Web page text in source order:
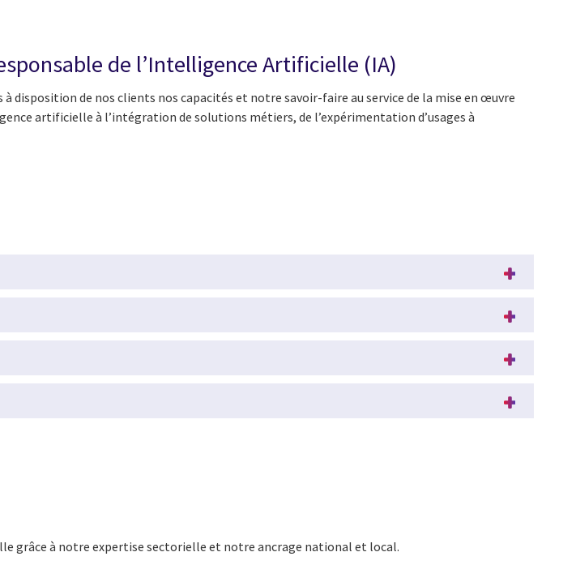
de l’Intelligence Artificielle (IA)
disposition de nos clients nos capacités et notre savoir-faire au service de la mise en œuvre
artificielle à l’intégration de solutions métiers, de l’expérimentation d’usages à
grâce à notre expertise sectorielle et notre ancrage national et local.